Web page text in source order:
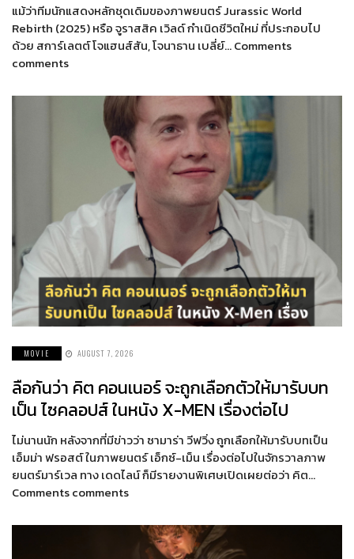
แม้ว่าทีมนักแสดงหลักชุดเดิมของภาพยนตร์ Jurassic World
Rebirth (2025) หรือ จูราสสิค เวิลด์ กำเนิดชีวิตใหม่ ที่ประกอบไป
ด้วย สการ์เลตต์ โจแฮนส์สัน, โจนาธาน เบลี่ย์… Comments
comments
MOVIE AUGUST 7, 2026
ลือกันว่า คิต คอนเนอร์ จะถูกเลือกตัวให้มารับบท
เป็น ไซคลอปส์ ในหนัง X-MEN เรื่องต่อไป
ไม่นานนัก หลังจากที่มีข่าวว่า ซามาร่า วีฟวิ่ง ถูกเลือกให้มารับบทเป็น
เอ็มม่า ฟรอสต์ ในภาพยนตร์ เอ็กซ์-เม็น เรื่องต่อไปในจักรวาลภาพ
ยนตร์มาร์เวล ทาง เดดไลน์ ก็มีรายงานพิเศษเปิดเผยต่อว่า คิต…
Comments comments